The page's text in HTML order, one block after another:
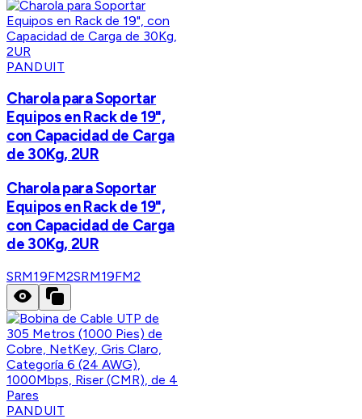
PANDUIT
Charola para Soportar
Equipos en Rack de 19",
con Capacidad de Carga
de 30Kg, 2UR
Charola para Soportar
Equipos en Rack de 19",
con Capacidad de Carga
de 30Kg, 2UR
SRM19FM2SRM19FM2
PANDUIT